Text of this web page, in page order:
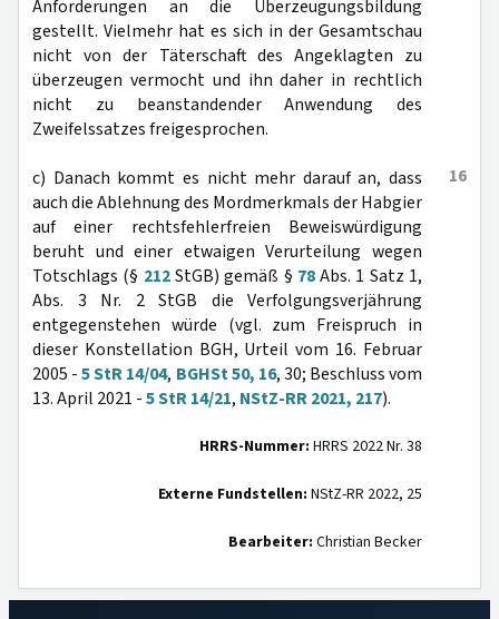
Anforderungen an die Überzeugungsbildung
gestellt. Vielmehr hat es sich in der Gesamtschau
nicht von der Täterschaft des Angeklagten zu
überzeugen vermocht und ihn daher in rechtlich
nicht zu beanstandender Anwendung des
Zweifelssatzes freigesprochen.
16
c) Danach kommt es nicht mehr darauf an, dass
auch die Ablehnung des Mordmerkmals der Habgier
auf einer rechtsfehlerfreien Beweiswürdigung
beruht und einer etwaigen Verurteilung wegen
Totschlags (§ 212StGB) gemäß § 78Abs. 1 Satz 1,
Abs. 3 Nr. 2 StGB die Verfolgungsverjährung
entgegenstehen würde (vgl. zum Freispruch in
dieser Konstellation BGH, Urteil vom 16. Februar
2005 -5 StR 14/04, BGHSt 50, 16, 30; Beschluss vom
13. April 2021 -5 StR 14/21, NStZ-RR 2021, 217).
HRRS-Nummer: HRRS 2022 Nr. 38
Externe Fundstellen: NStZ-RR 2022, 25
Bearbeiter: Christian Becker